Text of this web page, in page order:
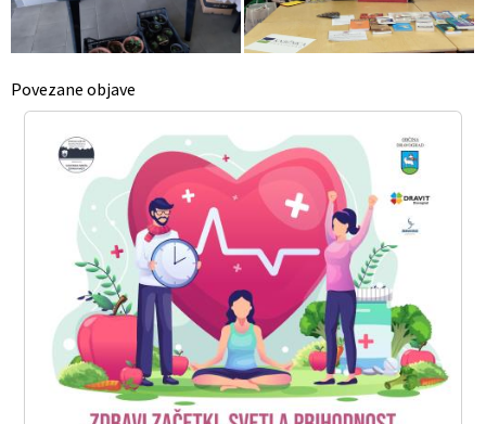
Povezane objave